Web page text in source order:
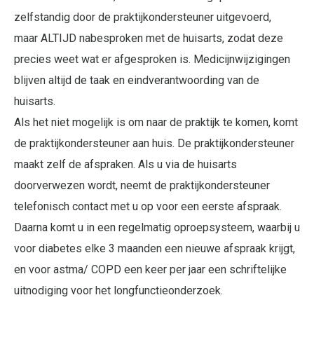
zelfstandig door de praktijkondersteuner uitgevoerd,
maar ALTIJD nabesproken met de huisarts, zodat deze
precies weet wat er afgesproken is. Medicijnwijzigingen
blijven altijd de taak en eindverantwoording van de
huisarts.
Als het niet mogelijk is om naar de praktijk te komen, komt
de praktijkondersteuner aan huis. De praktijkondersteuner
maakt zelf de afspraken. Als u via de huisarts
doorverwezen wordt, neemt de praktijkondersteuner
telefonisch contact met u op voor een eerste afspraak.
Daarna komt u in een regelmatig oproepsysteem, waarbij u
voor diabetes elke 3 maanden een nieuwe afspraak krijgt,
en voor astma/ COPD een keer per jaar een schriftelijke
uitnodiging voor het longfunctieonderzoek.